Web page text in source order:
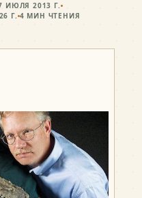
ИЮЛЯ 2013 Г.
Г. 4 МИН ЧТЕНИЯ